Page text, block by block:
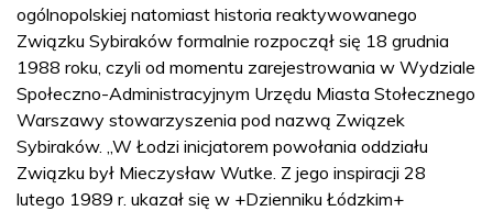
ogólnopolskiej natomiast historia reaktywowanego
Związku Sybiraków formalnie rozpoczął się 18 grudnia
1988 roku, czyli od momentu zarejestrowania w Wydziale
Społeczno-Administracyjnym Urzędu Miasta Stołecznego
Warszawy stowarzyszenia pod nazwą Związek
Sybiraków. „W Łodzi inicjatorem powołania oddziału
Związku był Mieczysław Wutke. Z jego inspiracji 28
lutego 1989 r. ukazał się w +Dzienniku Łódzkim+